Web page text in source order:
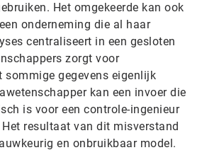
Het omgekeerde kan ook
onderneming die al haar
centraliseert in een gesloten
zorgt voor
gegevens eigenlijk
kan een invoer die
is voor een controle-ingenieur
resultaat van dit misverstand
en onbruikbaar model.